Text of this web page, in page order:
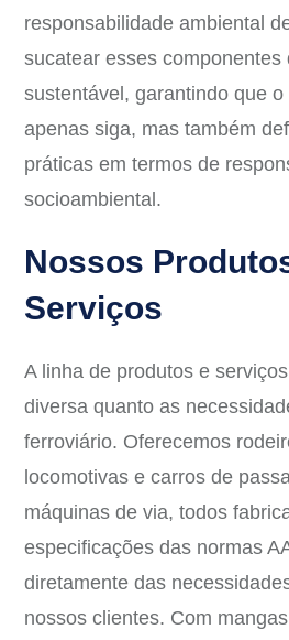
responsabilidade ambiental
sucatear esses
sustentável, garantindo que
apenas siga, mas também
práticas em termos de
socioambiental.
Nossos
Serviços
A linha de produtos e
diversa quanto as
ferroviário. Oferecemos
locomotivas e carros de
máquinas de via, todos
especificações das normas
diretamente das
nossos clientes. Com